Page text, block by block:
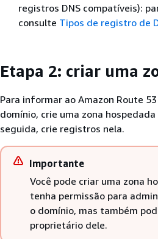
registros DNS compatíveis):
consulte Tipos de registro de
Etapa 2: criar uma
Para informar ao Amazon Route
domínio, crie uma zona
seguida, crie registros nela.
Importante
Você pode criar uma zona
tenha permissão para
o domínio, mas também
proprietário dele.